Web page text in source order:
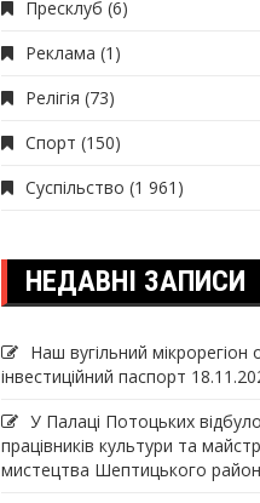
Пресклуб (6)
Реклама (1)
Релігія (73)
Спорт (150)
Суспільство (1 961)
НЕДАВНІ ЗАПИСИ
Наш вугільний мікрорегіон
інвеcтиційний паспорт
У Палаці Потоцьких
працівників культури та
мистецтва Шептицького